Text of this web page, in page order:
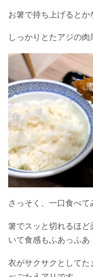
お箸で持ち上げるとか
しっかりとたアジの肉
さっそく、一口食べて
箸でスッと切れるほど
いて食感もふあっふあ
衣がサクサクとして